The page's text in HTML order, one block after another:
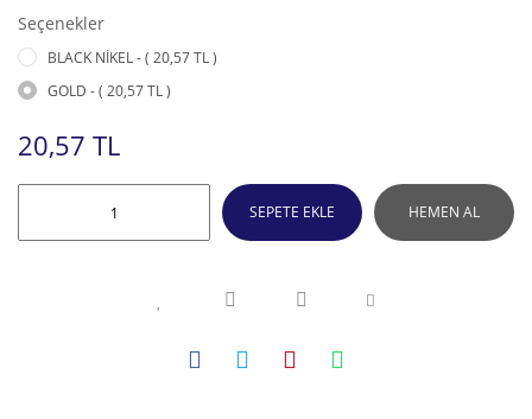
Seçenekler
BLACK NİKEL - ( 20,57 TL )
GOLD - ( 20,57 TL )
20,57 TL
SEPETE EKLE HEMEN AL